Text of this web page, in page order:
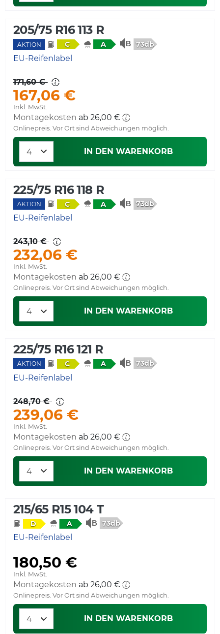
205/75 R16 113 R
AKTION C A 73db
EU-Reifenlabel
171,60 €
167,06 €
Inkl. MwSt.
Montagekosten ab 26,00 €
Onlinepreis. Vor Ort sind Abweichungen möglich.
IN DEN WARENKORB
225/75 R16 118 R
AKTION C A 73db
EU-Reifenlabel
243,10 €
232,06 €
Inkl. MwSt.
Montagekosten ab 26,00 €
Onlinepreis. Vor Ort sind Abweichungen möglich.
IN DEN WARENKORB
225/75 R16 121 R
AKTION C A 73db
EU-Reifenlabel
248,70 €
239,06 €
Inkl. MwSt.
Montagekosten ab 26,00 €
Onlinepreis. Vor Ort sind Abweichungen möglich.
IN DEN WARENKORB
215/65 R15 104 T
D A 73db
EU-Reifenlabel
180,50 €
Inkl. MwSt.
Montagekosten ab 26,00 €
Onlinepreis. Vor Ort sind Abweichungen möglich.
IN DEN WARENKORB